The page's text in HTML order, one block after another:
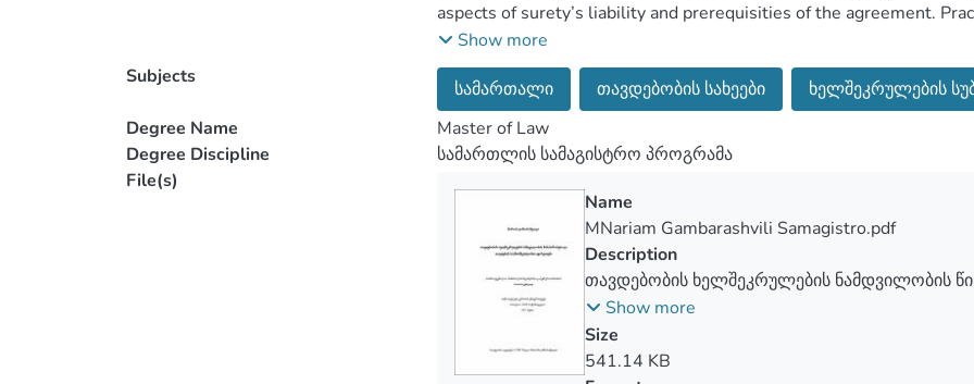
aspects of surety’s liability and prerequisities of the agreement.
discussed.
The suretyship is one of the most effective ways of securing
relations nowadays.
The presented theme will discuss in detail the concept of
The research includes an introduction, ten chapters, which will
conclusion and bibliography. Chapter I explains the concept of
the types of suretyship. Chapter III deals with the preconditions for
detail all conditions, that make real surety agreement. Chapter IV
participants under the surety agreement. Chapter V discusses one
agreement-the scope of the guarantor’s liability, it will also show
Show more
Subjects
სამართალი თავდებობის სახეები ხელშეკრულების
Degree Name
Master of Law
Degree Discipline
სამართლის სამაგისტრო პროგრამა
File(s)
Name
MNariam Gambarashvili Samagistro.pdf
Description
თავდებობის ხელშეკრულების ნამდვილობის
პასუხისმგებლობის ფარგლები
Show more
Size
541.14 KB